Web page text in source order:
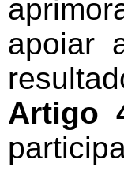
apoiar
Artigo